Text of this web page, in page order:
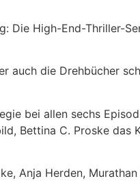
High-End-Thriller-
die Drehbücher
bei allen sechs
Bettina C. Proske
Anja Herden,